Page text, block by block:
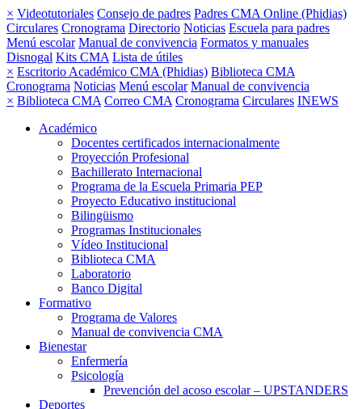
× Videotutoriales Consejo de padres Padres CMA Online (Phidias)
Circulares Cronograma Directorio Noticias Escuela para padres
Menú escolar Manual de convivencia Formatos y manuales
Disnogal Kits CMA Lista de útiles
× Escritorio Académico CMA (Phidias) Biblioteca CMA
Cronograma Noticias Menú escolar Manual de convivencia
× Biblioteca CMA Correo CMA Cronograma Circulares INEWS
Académico
Docentes certificados internacionalmente
Proyección Profesional
Bachillerato Internacional
Programa de la Escuela Primaria PEP
Proyecto Educativo institucional
Bilingüismo
Programas Institucionales
Vídeo Institucional
Biblioteca CMA
Laboratorio
Banco Digital
Formativo
Programa de Valores
Manual de convivencia CMA
Bienestar
Enfermería
Psicología
Prevención del acoso escolar – UPSTANDERS
Deportes